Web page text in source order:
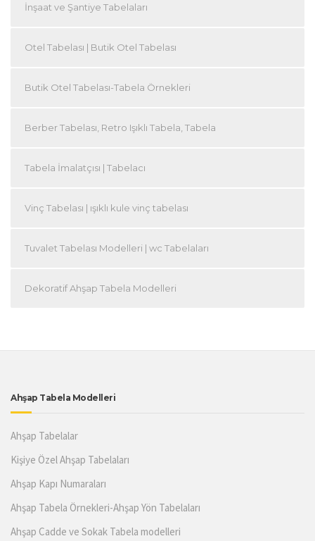
İnşaat ve Şantiye Tabelaları
Otel Tabelası | Butik Otel Tabelası
Butik Otel Tabelası-Tabela Örnekleri
Berber Tabelası, Retro Işıklı Tabela, Tabela
Tabela İmalatçısı | Tabelacı
Vinç Tabelası | ışıklı kule vinç tabelası
Tuvalet Tabelası Modelleri | wc Tabelaları
Dekoratif Ahşap Tabela Modelleri
Ahşap Tabela Modelleri
Ahşap Tabelalar
Kişiye Özel Ahşap Tabelaları
Ahşap Kapı Numaraları
Ahşap Tabela Örnekleri-Ahşap Yön Tabelaları
Ahşap Cadde ve Sokak Tabela modelleri